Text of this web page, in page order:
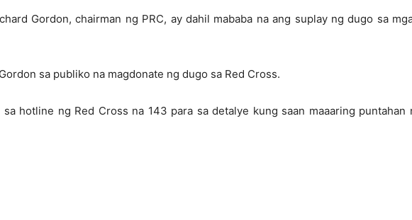
Gordon, chairman ng PRC, ay dahil mababa na ang suplay ng dugo sa
sa publiko na magdonate ng dugo sa Red Cross.
sa hotline ng Red Cross na 143 para sa detalye kung saan maaaring